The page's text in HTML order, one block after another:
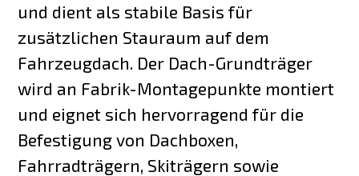
und dient als stabile Basis für
zusätzlichen Stauraum auf dem
Fahrzeugdach. Der Dach-Grundträger
wird an Fabrik-Montagepunkte montiert
und eignet sich hervorragend für die
Befestigung von Dachboxen,
Fahrradträgern, Skiträgern sowie